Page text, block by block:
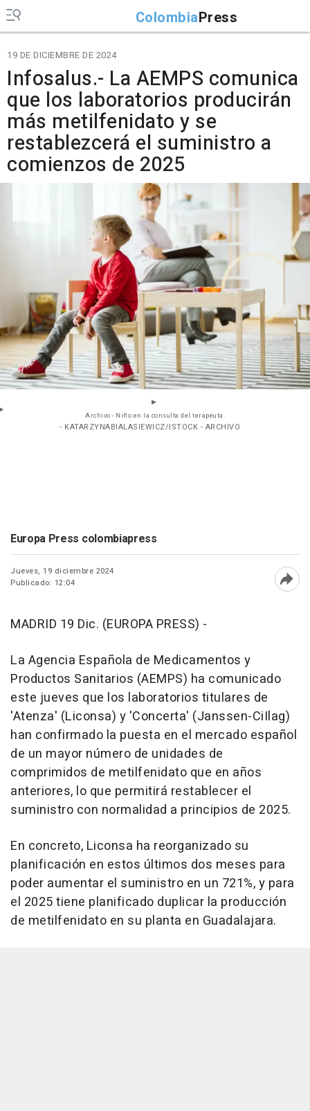
ColombiaPress
19 DE DICIEMBRE DE 2024
Infosalus.- La AEMPS comunica
que los laboratorios producirán
más metilfenidato y se
restablezcerá el suministro a
comienzos de 2025
Archivo - Niño en la consulta del terapeuta.
- KATARZYNABIALASIEWICZ/ISTOCK - ARCHIVO
Europa Press colombiapress
Jueves, 19 diciembre 2024
Publicado: 12:04
MADRID 19 Dic. (EUROPA PRESS) -
La Agencia Española de Medicamentos y
Productos Sanitarios (AEMPS) ha comunicado
este jueves que los laboratorios titulares de
'Atenza' (Liconsa) y 'Concerta' (Janssen-CiIlag)
han confirmado la puesta en el mercado español
de un mayor número de unidades de
comprimidos de metilfenidato que en años
anteriores, lo que permitirá restablecer el
suministro con normalidad a principios de 2025.
En concreto, Liconsa ha reorganizado su
planificación en estos últimos dos meses para
poder aumentar el suministro en un 721%, y para
el 2025 tiene planificado duplicar la producción
de metilfenidato en su planta en Guadalajara.